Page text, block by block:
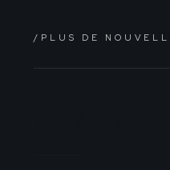
/PLUS DE